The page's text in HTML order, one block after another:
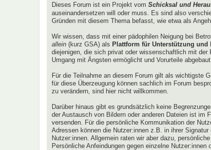
Dieses Forum ist ein Projekt vom Schicksal und
auseinandersetzen will oder muss. Es sind also
Gründen mit diesem Thema befasst, wie etwa als
Wir wissen, dass mit einer pädophilen Neigung bei
allein (kurz GSA) als Plattform für Unterstützung und
diejenigen, die sich privat oder wissenschaftlich mit
Umgang mit Ängsten ermöglicht und Vorurteile abgebaut
Für die Teilnahme an diesem Forum gilt als wichtigste
für diese Überzeugung können sachlich im Forum
zu verändern, sind hier nicht willkommen.
Darüber hinaus gibt es grundsätzlich keine
der Austausch von Bildern oder anderen Dateien ist im
versenden. Für die persönliche Kommunikation der
Adressen können die Nutzer:innen z.B. in ihrer
Nutzer:innen. Allgemein raten wir aber dazu,
Persönliche Anfeindungen gegen einzelne Nutzer:innen